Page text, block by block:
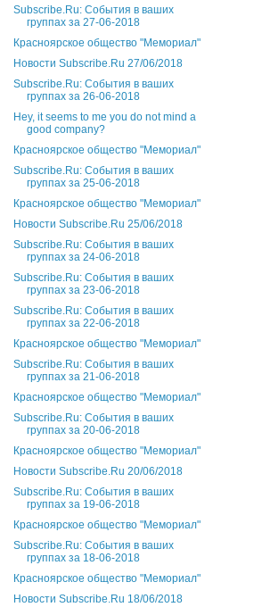
Subscribe.Ru: События в ваших
группах за 27-06-2018
Красноярское общество "Мемориал"
Новости Subscribe.Ru 27/06/2018
Subscribe.Ru: События в ваших
группах за 26-06-2018
Hey, it seems to me you do not mind a
good company?
Красноярское общество "Мемориал"
Subscribe.Ru: События в ваших
группах за 25-06-2018
Красноярское общество "Мемориал"
Новости Subscribe.Ru 25/06/2018
Subscribe.Ru: События в ваших
группах за 24-06-2018
Subscribe.Ru: События в ваших
группах за 23-06-2018
Subscribe.Ru: События в ваших
группах за 22-06-2018
Красноярское общество "Мемориал"
Subscribe.Ru: События в ваших
группах за 21-06-2018
Красноярское общество "Мемориал"
Subscribe.Ru: События в ваших
группах за 20-06-2018
Красноярское общество "Мемориал"
Новости Subscribe.Ru 20/06/2018
Subscribe.Ru: События в ваших
группах за 19-06-2018
Красноярское общество "Мемориал"
Subscribe.Ru: События в ваших
группах за 18-06-2018
Красноярское общество "Мемориал"
Новости Subscribe.Ru 18/06/2018